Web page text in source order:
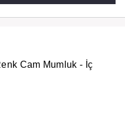
Cam Mumluk - İç